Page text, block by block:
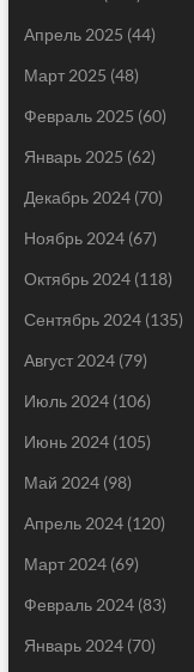
Апрель 2025 (44)
Март 2025 (48)
Февраль 2025 (60)
Январь 2025 (62)
Декабрь 2024(70)
Ноябрь 2024(67)
Октябрь 2024(118)
Сентябрь 2024(135)
Август 2024(79)
Июль 2024(106)
Июнь 2024(105)
Май 2024(98)
Апрель 2024(120)
Март 2024(69)
Февраль 2024(83)
Январь 2024(70)